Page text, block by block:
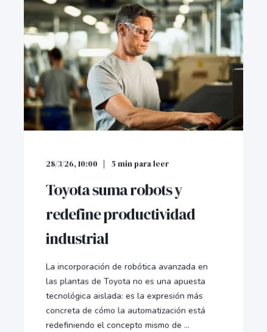
28/3/26, 10:00 5 min para leer
Toyota suma robots y
redefine productividad
industrial
La incorporación de robótica avanzada en
las plantas de Toyota no es una apuesta
tecnológica aislada: es la expresión más
concreta de cómo la automatización está
redefiniendo el concepto mismo de ...